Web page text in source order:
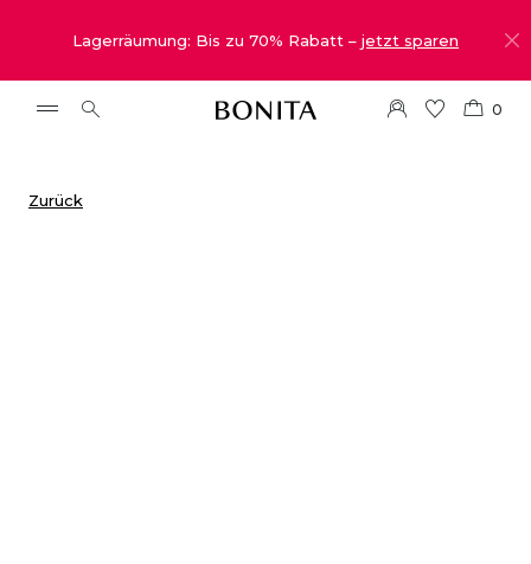
Lagerräumung: Bis zu 70% Rabatt – jetzt sparen
0
Zurück